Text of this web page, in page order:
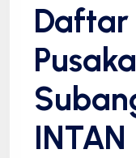
Daftar
INTAN